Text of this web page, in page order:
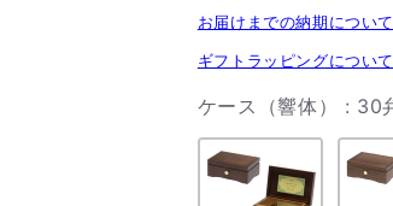
お届けまでの納期について
ギフトラッピングについて
ケース（響体） : 30